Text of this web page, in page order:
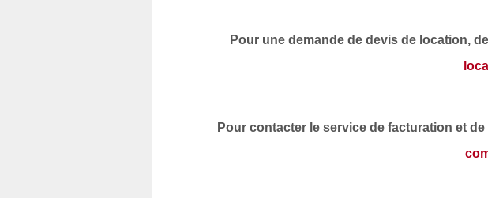
Pour une demande de devis de location,
Pour contacter le service de facturation et